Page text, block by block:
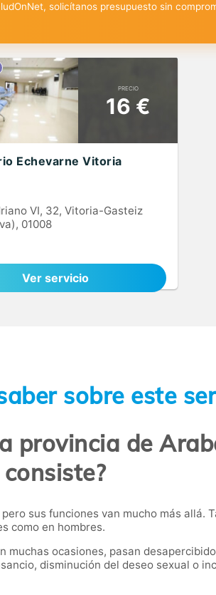
solicítanos presupuesto sin
PRECIO
16 €
Echevarne Vitoria
VI, 32, Vitoria-Gasteiz
01008
Ver servicio
sobre este
provincia de
consiste?
sus funciones van mucho más allá.
como en hombres.
ocasiones, pasan
disminución del deseo sexual o